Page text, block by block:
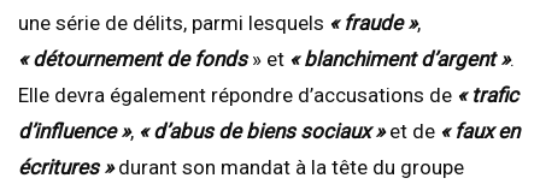
une série de délits, parmi lesquels « fraude »,
« détournement de fonds» et « blanchiment d’argent ».
Elle devra également répondre d’accusations de « trafic
d’influence », « d’abus de biens sociaux »et de « faux en
écritures »durant son mandat à la tête du groupe